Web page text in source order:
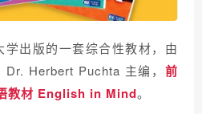
出版的一套综合性教材， 由
Herbert Puchta 主编， 前
教材 English in Mind。